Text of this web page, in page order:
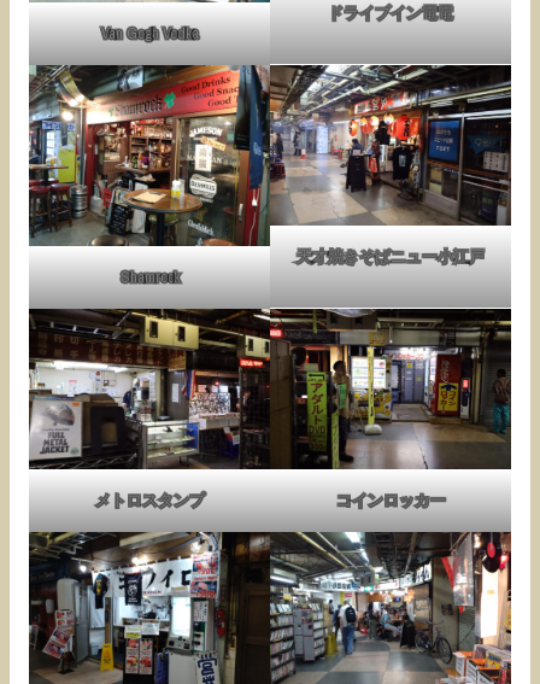
Van Gogh Vodka
ドライブイン電電
Shamrock
天才焼きそばニュー小江戸
メトロスタンプ コインロッカー